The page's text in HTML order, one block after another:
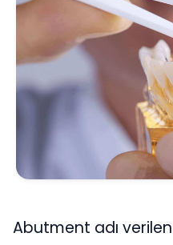
Abutment adı